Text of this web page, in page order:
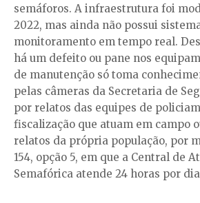
semáforos. A infraestrutura foi
2022, mas ainda não possui
monitoramento em tempo real.
há um defeito ou pane nos
de manutenção só toma
pelas câmeras da Secretaria de
por relatos das equipes de
fiscalização que atuam em campo
relatos da própria população, por
154, opção 5, em que a Central de
Semafórica atende 24 horas por